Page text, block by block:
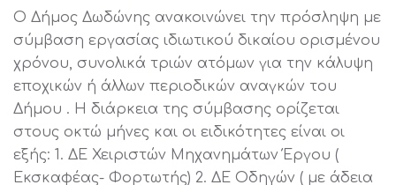
Ο Δήμος Δωδώνης ανακοινώνει την πρόσληψη με
σύμβαση εργασίας ιδιωτικού δικαίου ορισμένου
χρόνου, συνολικά τριών ατόμων για την κάλυψη
εποχικών ή άλλων περιοδικών αναγκών του
Δήμου . Η διάρκεια της σύμβασης ορίζεται
στους οκτώ μήνες και οι ειδικότητες είναι οι
εξής: 1. ΔΕ Χειριστών Μηχανημάτων Έργου (
Εκσκαφέας- Φορτωτής) 2. ΔΕ Οδηγών ( με άδεια